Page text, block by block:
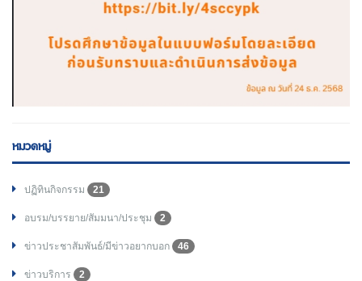
หมวดหมู่
ปฏิทินกิจกรรม 21
อบรม/บรรยาย/สัมมนา/ประชุม 2
ข่าวประชาสัมพันธ์/มีข่าวอยากบอก 46
ข่าวบริการ 2